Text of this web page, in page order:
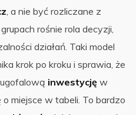
, a nie być rozliczane z
rośnie rola decyzji,
działań. Taki model
krok po kroku i sprawia, że
inwestycjęw
miejsce w tabeli. To bardzo